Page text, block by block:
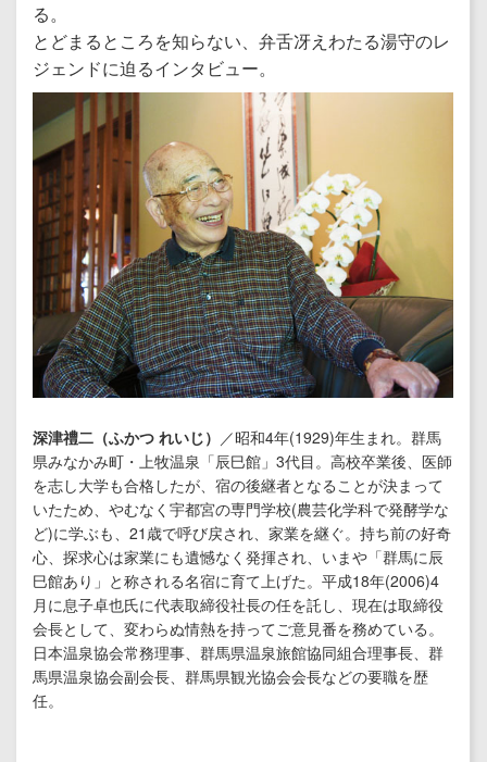
る。
とどまるところを知らない、弁舌冴えわたる湯守のレ
ジェンドに迫るインタビュー。
深津禮二（ふかつ れいじ） ／昭和4年(1929)年生まれ。群馬
県みなかみ町・上牧温泉「辰巳館」3代目。高校卒業後、医師
を志し大学も合格したが、宿の後継者となることが決まって
いたため、やむなく宇都宮の専門学校(農芸化学科で発酵学な
ど)に学ぶも、21歳で呼び戻され、家業を継ぐ。持ち前の好奇
心、探求心は家業にも遺憾なく発揮され、いまや「群馬に辰
巳館あり」と称される名宿に育て上げた。平成18年(2006)4
月に息子卓也氏に代表取締役社長の任を託し、現在は取締役
会長として、変わらぬ情熱を持ってご意見番を務めている。
日本温泉協会常務理事、群馬県温泉旅館協同組合理事長、群
馬県温泉協会副会長、群馬県観光協会会長などの要職を歴
任。